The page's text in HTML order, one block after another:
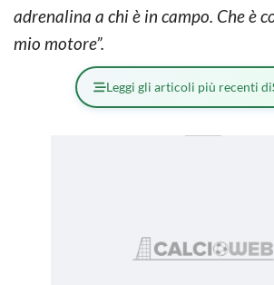
adrenalina a chi è in campo. Che è
mio motore”.
Leggi gli articoli più recenti di